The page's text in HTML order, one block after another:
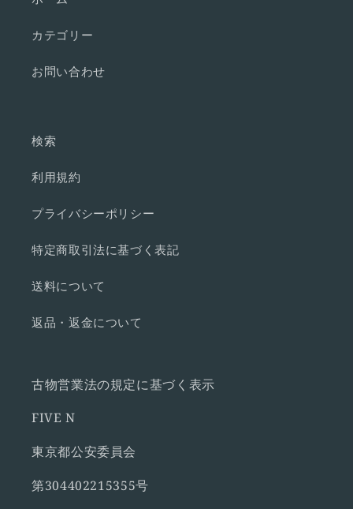
カテゴリー
お問い合わせ
検索
利用規約
プライバシーポリシー
特定商取引法に基づく表記
送料について
返品・返金について
古物営業法の規定に基づく表示
FIVE N
東京都公安委員会
第304402215355号